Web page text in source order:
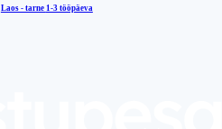
Laos - tarne 1-3 tööpäeva